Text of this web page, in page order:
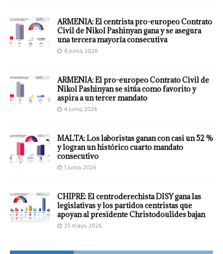
ARMENIA: El centrista pro-europeo Contrato
Civil de Nikol Pashinyan gana y se asegura
una tercera mayoría consecutiva
8 junio, 2026
ARMENIA: El pro-europeo Contrato Civil de
Nikol Pashinyan se sitúa como favorito y
aspira a un tercer mandato
4 junio, 2026
MALTA: Los laboristas ganan con casi un 52 %
y logran un histórico cuarto mandato
consecutivo
1 junio, 2026
CHIPRE: El centroderechista DISY gana las
legislativas y los partidos centristas que
apoyan al presidente Christodoulides bajan
25 mayo, 2026